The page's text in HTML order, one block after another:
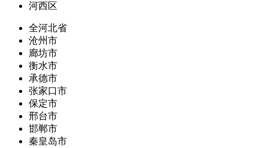
河西区
全河北省
沧州市
廊坊市
衡水市
承德市
张家口市
保定市
邢台市
邯郸市
秦皇岛市